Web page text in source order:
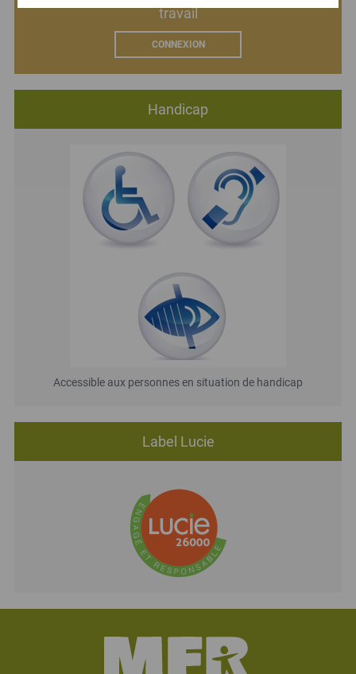
travail
CONNEXION
Handicap
Accessible aux personnes en situation de handicap
Label Lucie